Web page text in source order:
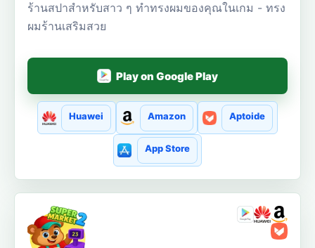
ร้านสปาสำหรับสาว ๆ ทำทรงผมของคุณในเกม - ทรง
ผมร้านเสริมสวย
Play on Google Play
Huawei Amazon Aptoide
App Store